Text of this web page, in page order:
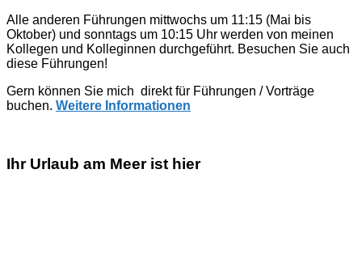
Alle anderen Führungen mittwochs um 11:15 (Mai bis
Oktober) und sonntags um 10:15 Uhr werden von meinen
Kollegen und Kolleginnen durchgeführt. Besuchen Sie auch
diese Führungen!
Gern können Sie mich direkt für Führungen / Vorträge
buchen. Weitere Informationen
Ihr Urlaub am Meer ist hier